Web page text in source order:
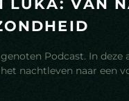
LU KA: VAN N
ONDHEID
Podcast. In deze
nachtleven naar een